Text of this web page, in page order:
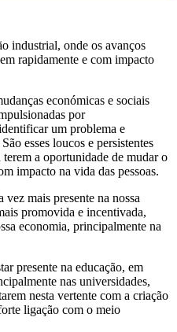
industrial, onde os avanços
rapidamente e com impacto
económicas e sociais
por
um problema e
esses loucos e persistentes
a oportunidade de mudar o
impacto na vida das pessoas.
vez mais presente na nossa
promovida e incentivada,
economia, principalmente na
presente na educação, em
nas universidades,
nesta vertente com a criação
ligação com o meio